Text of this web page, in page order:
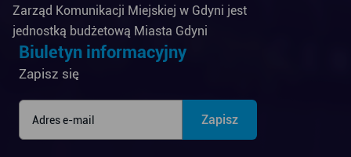
Zarząd Komunikacji Miejskiej w Gdyni jest
jednostką budżetową Miasta Gdyni
Biuletyn informacyjny
Zapisz się